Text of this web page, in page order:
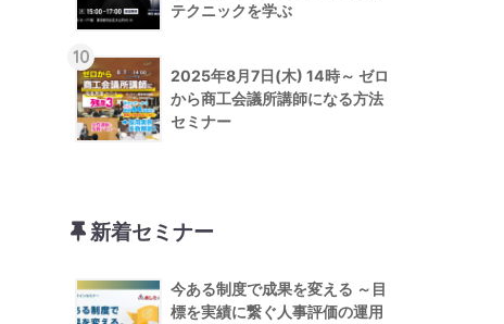
テクニックを学ぶ
10
2025年8月7日(木) 14時～ ゼロ
から商工会議所講師になる方法
セミナー
新着セミナー
今ある制度で成果を変える ～目
標を実績に繋ぐ人事評価の運用